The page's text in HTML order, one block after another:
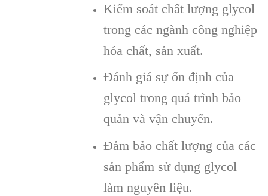
Kiểm soát chất lượng glycol
trong các ngành công nghiệp
hóa chất, sản xuất.
Đánh giá sự ổn định của
glycol trong quá trình bảo
quản và vận chuyển.
Đảm bảo chất lượng của các
sản phẩm sử dụng glycol
làm nguyên liệu.